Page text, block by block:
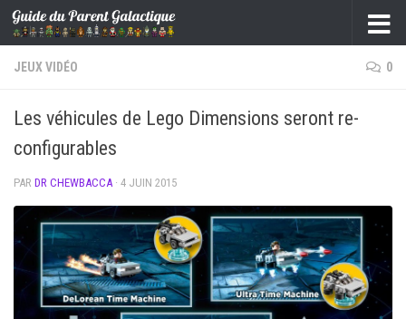
Skip to content
JEUX VIDÉO 0
Les véhicules de Lego Dimensions seront re-
configurables
PAR DR CHEWBACCA · 4 JUIN 2015